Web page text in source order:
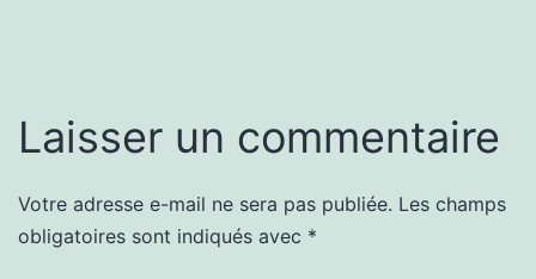
Laisser un commentaire
Votre adresse e-mail ne sera pas publiée. Les champs
obligatoires sont indiqués avec *